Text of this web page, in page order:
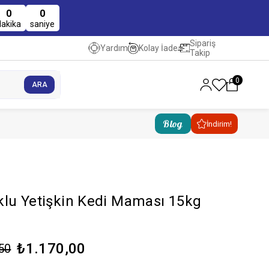
0 0
saniye
Yardım Kolay İade
Sipariş
Takip
0
Blog İndirim!
Yetişkin Kedi Maması 15kg
₺1.170,00